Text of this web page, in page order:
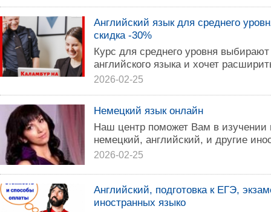
Английский язык для среднего
скидка -30%
Курс для среднего уровня
английского языка и хочет
2026-02-25
Немецкий язык онлайн
Наш центр поможет Вам в изучении
немецкий, английский, и другие
2026-02-25
Английский, подготовка к ЕГЭ,
иностранных языко